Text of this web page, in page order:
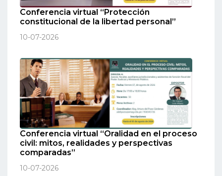
Conferencia virtual “Protección
constitucional de la libertad personal”
10-07-2026
Conferencia virtual “Oralidad en el proceso
civil: mitos, realidades y perspectivas
comparadas”
10-07-2026